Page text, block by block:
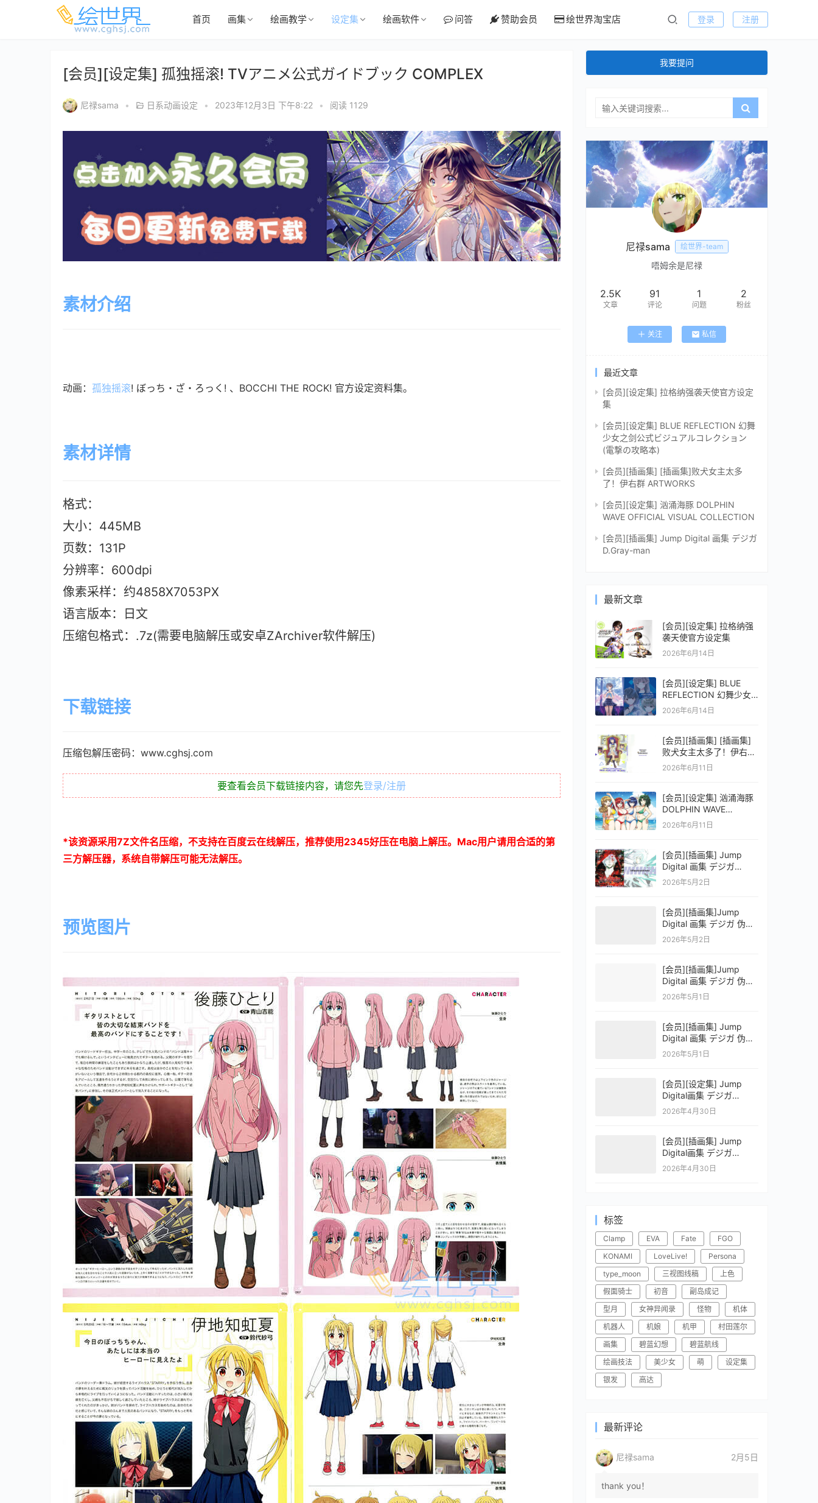
首页 画集 绘画教学 设定集 绘画软件 问答 赞助会员 绘世界淘宝店 登录 注册
[会员][设定集] 孤独摇滚! TVアニメ公式ガイドブック COMPLEX
尼禄sama • 日系动画设定 • 2023年12月3日 下午8:22 • 阅读 1129
素材介绍
动画： 孤独摇滚! ぼっち・ざ・ろっく! 、BOCCHI THE ROCK! 官方设定资料集。
素材详情
格式：
大小：445MB
页数：131P
分辨率：600dpi
像素采样：约4858X7053PX
语言版本：日文
压缩包格式：.7z(需要电脑解压或安卓ZArchiver软件解压)
下载链接
压缩包解压密码：www.cghsj.com
要查看会员下载链接内容，请您先登录/注册
*该资源采用7Z文件名压缩，不支持在百度云在线解压，推荐使用 2345好压在电脑上解压。 Mac用户请用合适的第
三方解压器，系统自带解压可能无法解压。
预览图片
我要提问
尼禄sama 绘世界-team
唔姆余是尼禄
2.5K
文章
91
评论
1
问题
2
粉丝
关注 私信
最近文章
[会员][设定集] 拉格纳强袭天使官方设定
集
[会员][设定集] BLUE REFLECTION 幻舞
少女之剑公式ビジュアルコレクション
(電撃の攻略本)
[会员][插画集] [插画集]败犬女主太多
了！伊右群 ARTWORKS
[会员][设定集] 汹涌海豚 DOLPHIN
WAVE OFFICIAL VISUAL COLLECTION
[会员][插画集] Jump Digital 画集 デジガ
D.Gray-man
最新文章
[会员][设定集] 拉格纳强
袭天使官方设定集
2026年6月14日
[会员][设定集] BLUE
REFLECTION 幻舞少女
之剑公式ビジュアルコレ
2026年6月14日
[会员][插画集] [插画集]
败犬女主太多了！伊右群
ARTWORKS
2026年6月11日
[会员][设定集] 汹涌海豚
DOLPHIN WAVE
OFFICIAL VISUAL
2026年6月11日
[会员][插画集] Jump
Digital 画集 デジガ
D.Gray-man
2026年5月2日
[会员][插画集]Jump
Digital 画集 デジガ 伪恋
ニセコイ 3
2026年5月2日
[会员][插画集]Jump
Digital 画集 デジガ 伪恋
ニセコイ 2
2026年5月1日
[会员][插画集] Jump
Digital 画集 デジガ 伪恋
ニセコイ 1
2026年5月1日
[会员][设定集] Jump
Digital画集 デジガ
CLAYMORE 2
2026年4月30日
[会员][插画集] Jump
Digital画集 デジガ
CLAYMORE 1
2026年4月30日
标签
Clamp EVA Fate
FGO
KONAMI
LoveLive!
Persona
type_moon
三视图线稿
上色
假面骑士
初音
副岛成记
型月
女神异闻录 怪物
机体
机器人
机娘 机甲
村田莲尔
画集
碧蓝幻想
碧蓝航线
绘画技法
美少女 萌
设定集
银发
高达
最新评论
尼禄sama 2月5日
thank you！